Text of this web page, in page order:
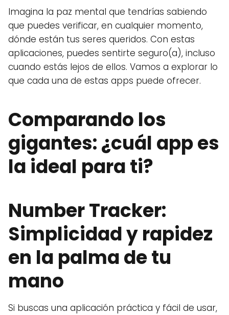
Imagina la paz mental que tendrías sabiendo
que puedes verificar, en cualquier momento,
dónde están tus seres queridos. Con estas
aplicaciones, puedes sentirte seguro(a), incluso
cuando estás lejos de ellos. Vamos a explorar lo
que cada una de estas apps puede ofrecer.
Comparando los
gigantes: ¿cuál app es
la ideal para ti?
Number Tracker:
Simplicidad y rapidez
en la palma de tu
mano
Si buscas una aplicación práctica y fácil de usar,